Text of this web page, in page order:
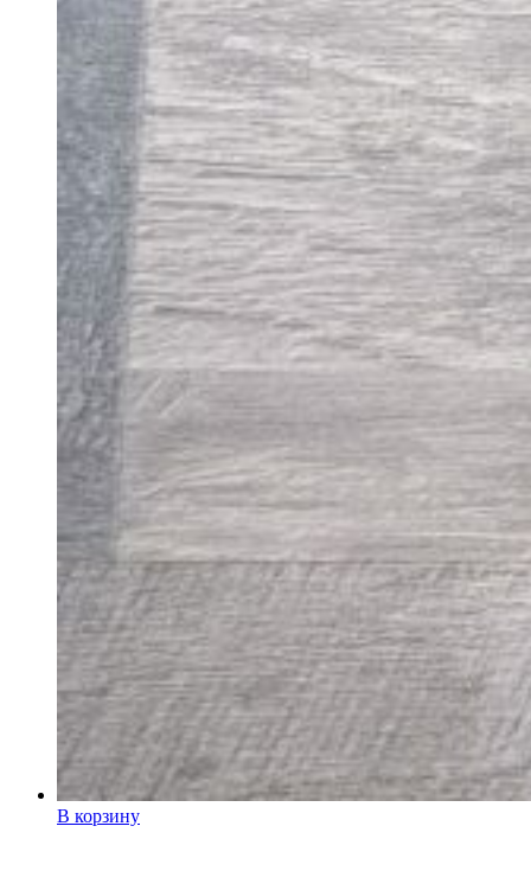
В корзину